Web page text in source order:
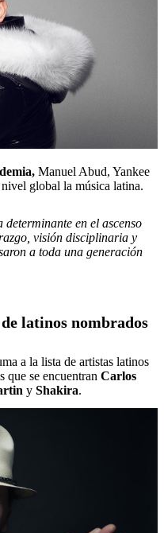
Manuel Abud, Yankee
global la música latina.
en el ascenso
visión disciplinaria y
a toda una generación
latinos nombrados
a la lista de artistas latinos
que se encuentran Carlos
y Shakira.